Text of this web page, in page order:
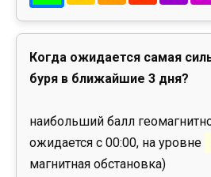
Когда ожидается самая
буря в ближайшие 3 дня?
наибольший балл
ожидается с 00:00, на уровне
магнитная обстановка)